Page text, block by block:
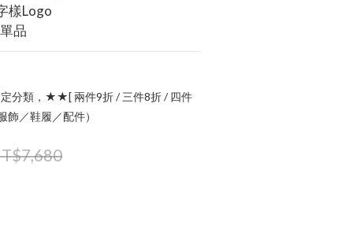
樣Logo
品
分類，★★[ 兩件9折 / 三件8折 / 四件
飾／鞋履／配件）